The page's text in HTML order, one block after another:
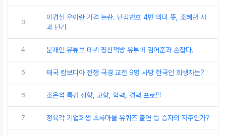
3
이경실 우아란 가격 논란. 난각번호 4번 의미 뜻, 조혜련 사
과 난감
4 문재인 유튜브 데뷔 평산책방 유튜버 김어준과 손잡다.
5 태국 캄보디아 전쟁 국경 교전 9명 사망 한국인 희생자는?
6 조은석 특검 성향, 고향, 학력, 경력 프로필
7 정육각 기업회생 초록마을 유퀴즈 출연 등 승자의 저주인가?